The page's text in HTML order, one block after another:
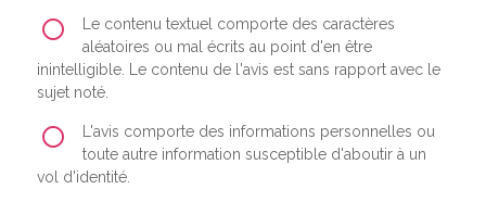
Le contenu textuel comporte des caractères
aléatoires ou mal écrits au point d'en être
inintelligible. Le contenu de l'avis est sans rapport avec le
sujet noté.
L'avis comporte des informations personnelles ou
toute autre information susceptible d'aboutir à un
vol d'identité.